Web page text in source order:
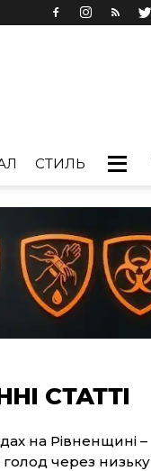
СТИЛЬ
СТАТТІ
на Рівненщині –
через низьку